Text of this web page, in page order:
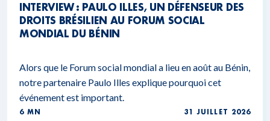
INTERVIEW : PAULO ILLES, UN DÉFENSEUR DES
DROITS BRÉSILIEN AU FORUM SOCIAL
MONDIAL DU BÉNIN
Alors que le Forum social mondial a lieu en août au Bénin,
notre partenaire Paulo Illes explique pourquoi cet
événement est important.
6 MN 31 JUILLET 2026